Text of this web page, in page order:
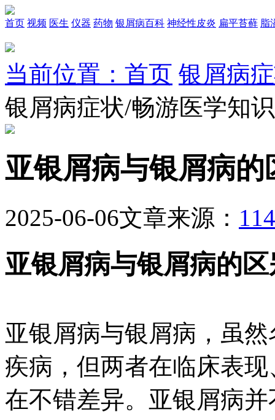
首页 视频 医生 仪器 药物 银屑病百科 神经性皮炎 扁平苔藓 脂
当前位置：首页 银屑病
银屑病症状/畅游医学知
亚银屑病与银屑病的
2025-06-06文章来源：
亚银屑病与银屑病的区
亚银屑病与银屑病，虽
疾病，但两者在临床表
在不错差异。亚银屑病